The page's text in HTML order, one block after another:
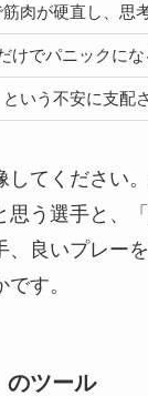
肉が硬直し、思
けでパニックにな
という不安に支
してください
思う選手と、
、良いプレー
す。
のツール